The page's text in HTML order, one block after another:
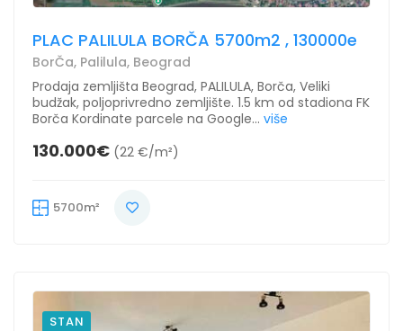
PLAC PALILULA BORČA 5700m2 , 130000e
BorČa, Palilula, Beograd
Prodaja zemljišta Beograd, PALILULA, Borča, Veliki
budžak, poljoprivredno zemljište. 1.5 km od stadiona FK
Borča Kordinate parcele na Google... više
130.000€ (22 €/m²)
5700m²
STAN